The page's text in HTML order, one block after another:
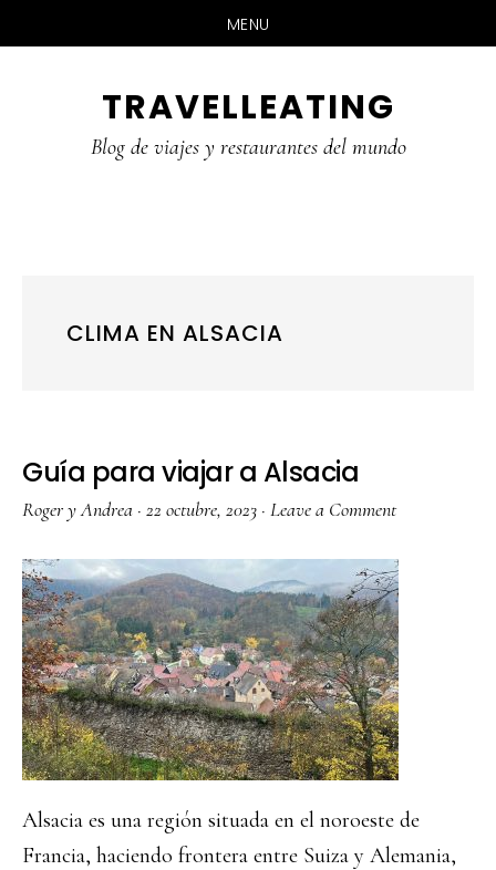
MENU
TRAVELLEATING
Blog de viajes y restaurantes del mundo
CLIMA EN ALSACIA
Guía para viajar a Alsacia
Roger y Andrea · 22 octubre, 2023 · Leave a Comment
Alsacia es una región situada en el noroeste de
Francia, haciendo frontera entre Suiza y Alemania,